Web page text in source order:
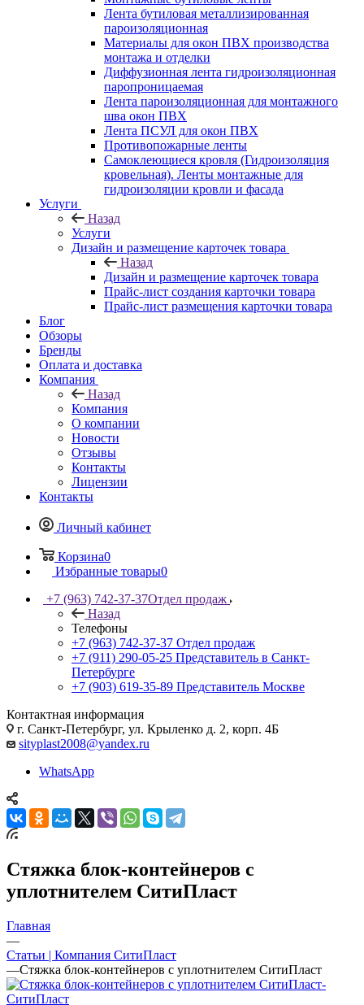
Лента бутиловая металлизированная
пароизоляционная
Материалы для окон ПВХ производства
монтажа и отделки
Диффузионная лента гидроизоляционная
паропроницаемая
Лента пароизоляционная для монтажного
шва окон ПВХ
Лента ПСУЛ для окон ПВХ
Противопожарные ленты
Самоклеющиеся кровля (Гидроизоляция
кровельная). Ленты монтажные для
гидроизоляции кровли и фасада
Услуги
Назад
Услуги
Дизайн и размещение карточек товара
Назад
Дизайн и размещение карточек товара
Прайс-лист создания карточки товара
Прайс-лист размещения карточки товара
Блог
Обзоры
Бренды
Оплата и доставка
Компания
Назад
Компания
О компании
Новости
Отзывы
Контакты
Лицензии
Контакты
Личный кабинет
Корзина0
Избранные товары0
+7 (963) 742-37-37Отдел продаж
Назад
Телефоны
+7 (963) 742-37-37 Отдел продаж
+7 (911) 290-05-25 Представитель в Санкт-
Петербурге
+7 (903) 619-35-89 Представитель Москве
Контактная информация
г. Санкт-Петербург, ул. Крыленко д. 2, корп. 4Б
sityplast2008@yandex.ru
WhatsApp
Стяжка блок-контейнеров с
уплотнителем СитиПласт
Главная
—
Статьи | Компания СитиПласт
—Стяжка блок-контейнеров с уплотнителем СитиПласт